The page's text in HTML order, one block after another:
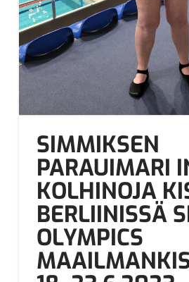
SIMMIKSEN
PARAUIMARI
KOLHINOJA
BERLIINISSÄ
OLYMPICS